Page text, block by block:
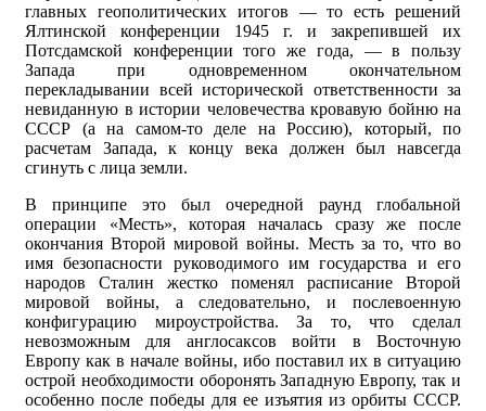
главных геополитических итогов — то есть решений
Ялтинской конференции 1945 г. и закрепившей их
Потсдамской конференции того же года, — в пользу
Запада при одновременном окончательном
перекладывании всей исторической ответственности за
невиданную в истории человечества кровавую бойню на
СССР (а на самом-то деле на Россию), который, по
расчетам Запада, к концу века должен был навсегда
сгинуть с лица земли.
В принципе это был очередной раунд глобальной
операции «Месть», которая началась сразу же после
окончания Второй мировой войны. Месть за то, что во
имя безопасности руководимого им государства и его
народов Сталин жестко поменял расписание Второй
мировой войны, а следовательно, и послевоенную
конфигурацию мироустройства. За то, что сделал
невозможным для англосаксов войти в Восточную
Европу как в начале войны, ибо поставил их в ситуацию
острой необходимости оборонять Западную Европу, так и
особенно после победы для ее изъятия из орбиты СССР.